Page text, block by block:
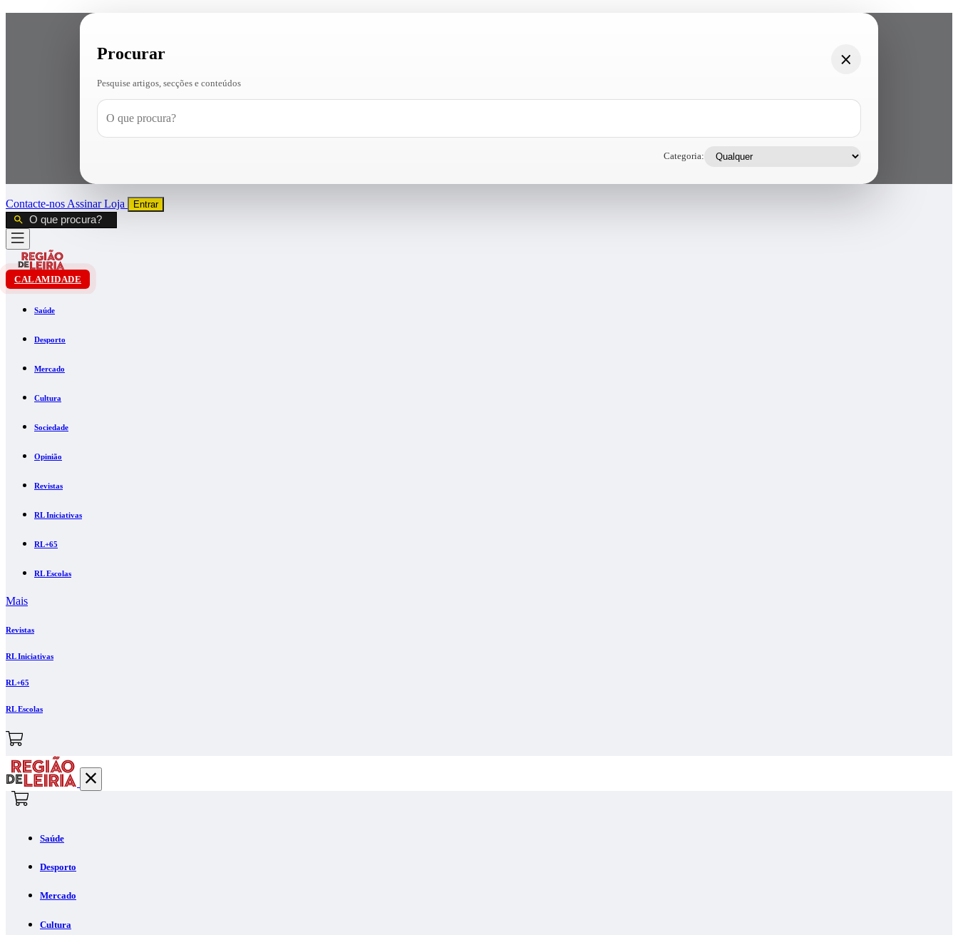
Procurar
Pesquise artigos, secções e conteúdos
Categoria:
Contacte-nos AssinarLoja Entrar
CALAMIDADE
Saúde
Desporto
Mercado
Cultura
Sociedade
Opinião
Revistas
RL Iniciativas
RL+65
RL Escolas
Mais
Revistas
RL Iniciativas
RL+65
RL Escolas
Saúde
Desporto
Mercado
Cultura